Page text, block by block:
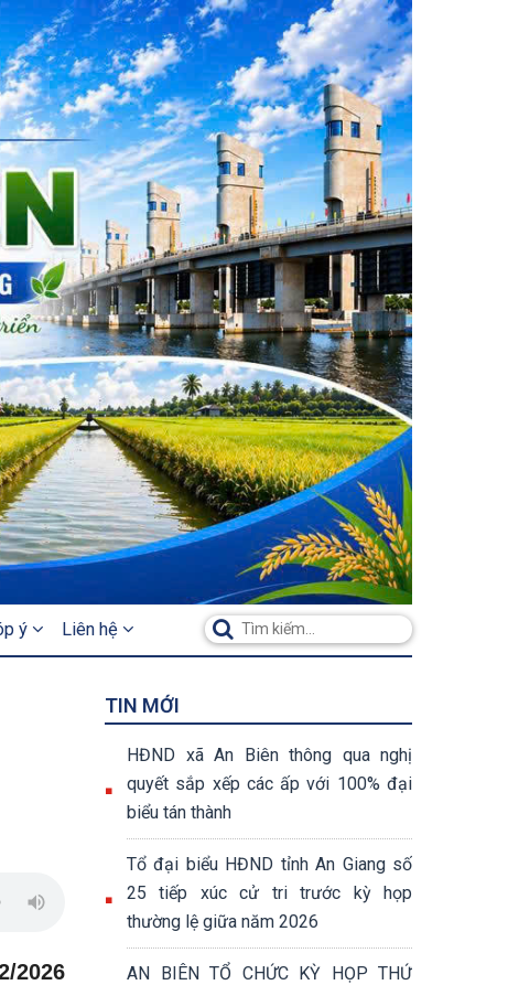
ý Liên hệ
2026
TIN MỚI
HĐND xã An Biên thông qua nghị
quyết sắp xếp các ấp với 100% đại
biểu tán thành
Tổ đại biểu HĐND tỉnh An Giang số
25 tiếp xúc cử tri trước kỳ họp
thường lệ giữa năm 2026
AN BIÊN TỔ CHỨC KỲ HỌP THỨ